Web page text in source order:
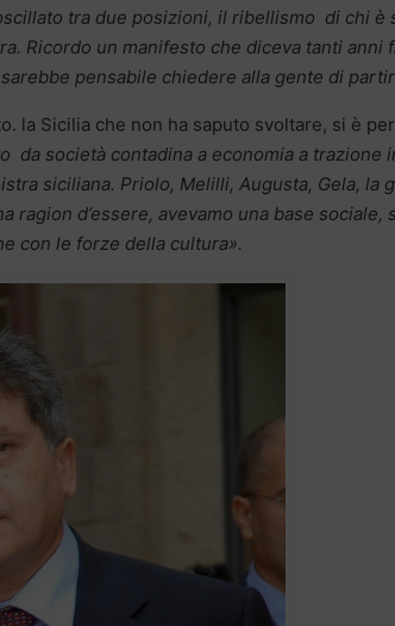
tra due posizioni, il ribellismo di chi è
Ricordo un manifesto che diceva tanti anni
sarebbe pensabile chiedere alla gente di
la Sicilia che non ha saputo svoltare, si è
da società contadina a economia a trazione
siciliana. Priolo, Melilli, Augusta, Gela, la
ragion d’essere, avevamo una base
con le forze della cultura».